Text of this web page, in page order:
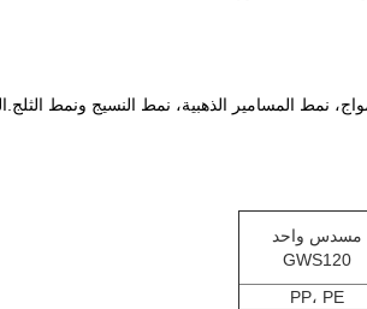
نمط المسامير الذهبية، نمط النسيج ونمط
مسدس واحد
GWS120
PP، PE